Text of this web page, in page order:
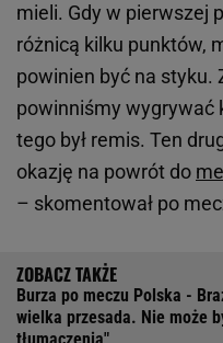
mieli. Gdy w pierwszej
różnicą kilku punktów,
powinien być na styku.
powinniśmy wygrywać
tego był remis. Ten
okazję na powrót do
– skomentował po
Burza po meczu Polska -
wielka przesada. Nie może